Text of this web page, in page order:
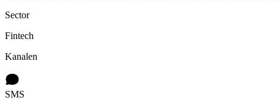
Sector
Fintech
Kanalen
SMS